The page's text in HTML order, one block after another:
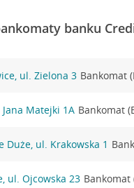
banku
ul. Zielona 3 Bankomat
Matejki 1A Bankomat
Duże, ul. Krakowska 1
ul. Ojcowska 23 Bankomat